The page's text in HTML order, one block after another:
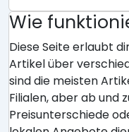
Wie
Diese Seite erlaubt
Artikel über
sind die meisten
Filialen, aber ab und
Preisunterschiede